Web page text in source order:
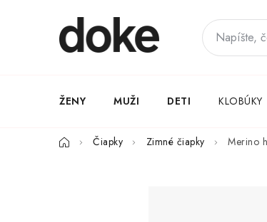
ŽENY MUŽI DETI KLOBÚKY
DomovČiapky Zimné čiapky Merino